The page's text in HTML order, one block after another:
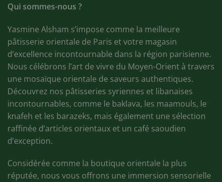
Qui sommes-nous ?
Yasmine Alsham s’impose comme la meilleure
pâtisserie orientale de Paris et votre magasin
d’excellence incontournable dans la région parisienne.
Nous célébrons l’art de vivre du Moyen-Orient à travers
une mosaïque orientale de saveurs authentiques.
Découvrez nos pâtisseries syriennes et libanaises
incontournables, comme le baklava, les maamouls, le
knafeh et les barazeks, mais également une sélection
raffinée d’articles orientaux et un café saoudien
d’exception.
Considérée comme la boutique orientale la plus
réputée, nous vous offrons une immersion sensorielle